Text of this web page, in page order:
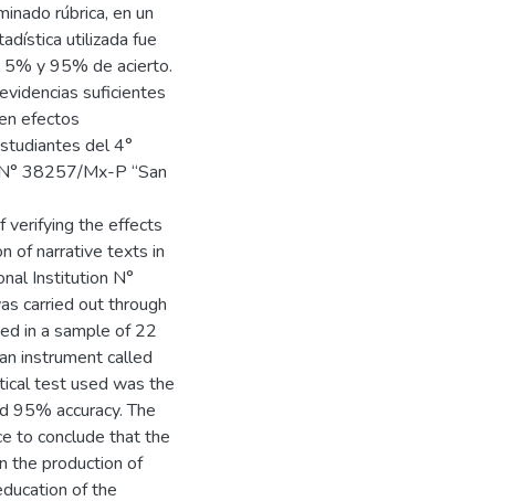
rúbrica, en un
utilizada fue
5% y 95% de acierto.
suficientes
efectos
del 4°
38257/Mx-P “San
verifying the effects
of narrative texts in
Institution N°
carried out through
in a sample of 22
instrument called
test used was the
95% accuracy. The
to conclude that the
the production of
of the